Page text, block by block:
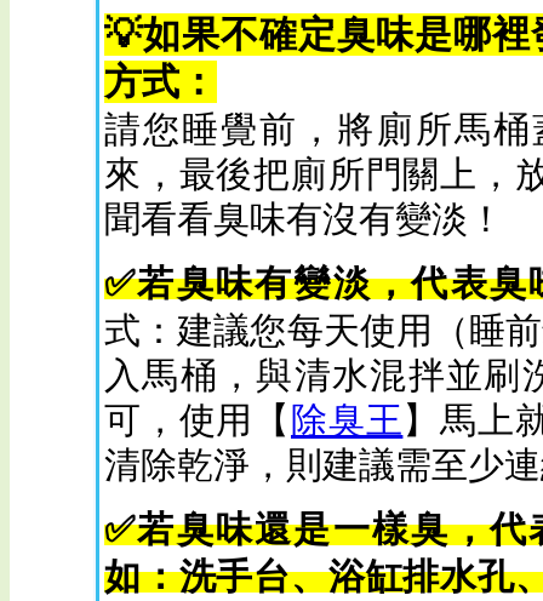
💡如果不確定臭味是哪
方式：
請您睡覺前，將廁所馬
來，最後把廁所門關上，
聞看看臭味有沒有變淡！
✅若臭味有變淡，代表
式：建議您每天使用（睡
入馬桶，與清水混拌並刷
可，使用【 除臭王 】馬上
清除乾淨，則建議需至少
✅若臭味還是一樣臭，
如：洗手台、浴缸排水孔